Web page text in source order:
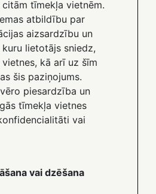
tīmekļa vietnēm.
atbildību par
aizsardzību un
lietotājs sniedz,
kā arī uz šīm
šis paziņojums.
piesardzība un
tīmekļa vietnes
vai
vai dzēšana